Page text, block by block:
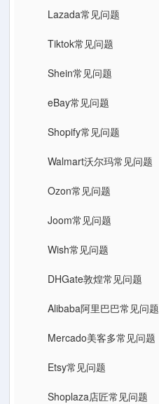
Lazada常见问题
Tiktok常见问题
Shein常见问题
eBay常见问题
Shopify常见问题
Walmart沃尔玛常见问题
Ozon常见问题
Joom常见问题
Wish常见问题
DHGate敦煌常见问题
Alibaba阿里巴巴常见问题
Mercado美客多常见问题
Etsy常见问题
Shoplaza店匠常见问题